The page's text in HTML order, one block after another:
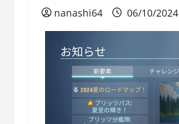
nanashi64 06/10/2024